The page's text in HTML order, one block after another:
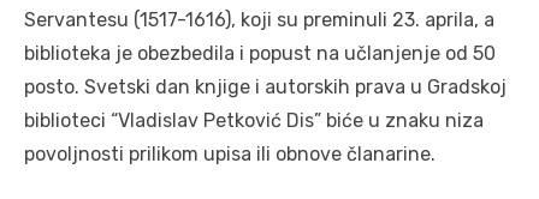
Servantesu (1517-1616), koji su preminuli 23. aprila, a
biblioteka je obezbedila i popust na učlanjenje od 50
posto. Svetski dan knjige i autorskih prava u Gradskoj
biblioteci “Vladislav Petković Dis” biće u znaku niza
povoljnosti prilikom upisa ili obnove članarine.